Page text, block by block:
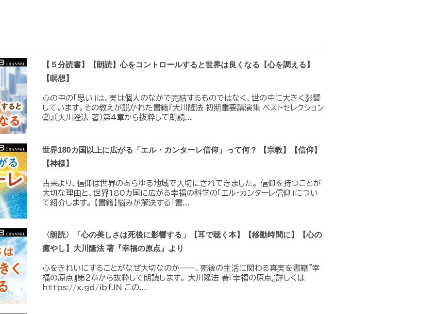
【５分読書】【朗読】心をコントロールすると世界は良くなる【心を調える】
【瞑想】
心の中の「思い」は、実は個人のなかで完結するものではなく、世の中に大きく影響
しています。その教えが説かれた書籍『大川隆法 初期重要講演集 ベストセレクション
②』（大川隆法 著）第４章から抜粋して朗読...
世界180カ国以上に広がる「エル・カンターレ信仰」って何？ 【宗教】【信仰】
【神様】
古来より、信仰は世界のあらゆる地域で大切にされてきました。 信仰を持つことが
大切な理由と、世界180カ国に広がる幸福の科学の「エル・カンターレ信仰」につい
て紹介します。 【書籍】悩みが解決する「書...
〈朗読〉「心の美しさは死後に影響する」【耳で聴く本】【移動時間に】【心の
癒やし】大川隆法 著『幸福の原点』より
心をきれいにすることがなぜ大切なのか――、死後の生活に関わる真実を書籍『幸
福の原点』第２章から抜粋して朗読します。 大川隆法 著『幸福の原点』詳しくは
https://x.gd/ibfJN この...